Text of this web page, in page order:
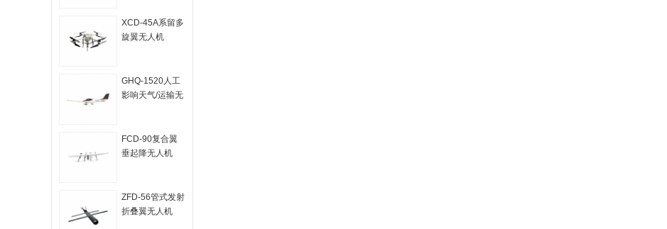
XCD-45A系留多
旋翼无人机
GHQ-1520人工
影响天气/运输无
FCD-90复合翼
垂起降无人机
ZFD-56管式发射
折叠翼无人机